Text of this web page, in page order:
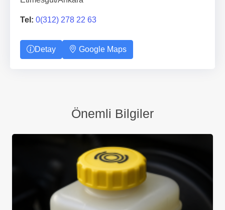
Tel: 0(312) 278 22 63
Detay Google Maps
Önemli Bilgiler